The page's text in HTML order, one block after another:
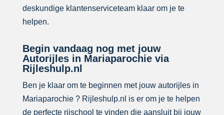
deskundige klantenserviceteam klaar om je te
helpen.
Begin vandaag nog met jouw
Autorijles in Mariaparochie via
Rijleshulp.nl
Ben je klaar om te beginnen met jouw autorijles in
Mariaparochie ? Rijleshulp.nl is er om je te helpen
de perfecte rijschool te vinden die aansluit bij jouw